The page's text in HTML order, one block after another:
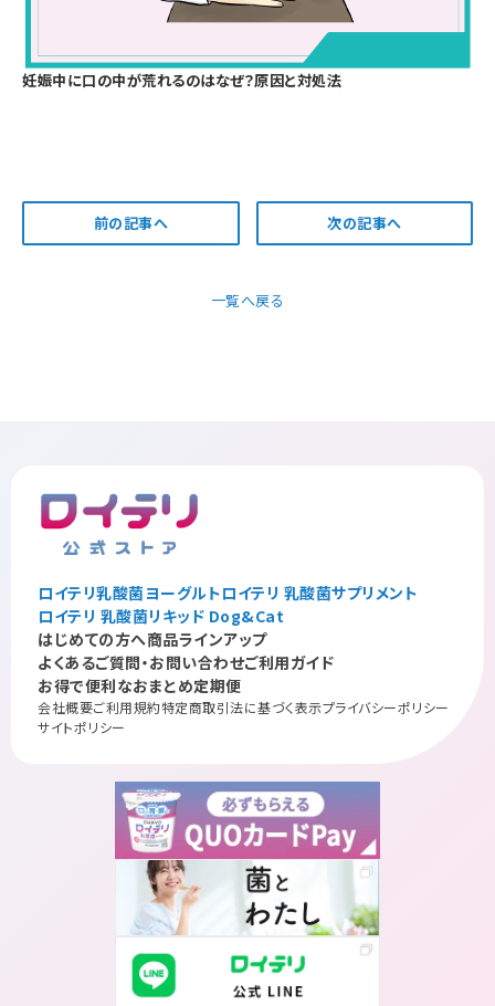
妊娠中に口の中が荒れるのはなぜ？原因と対処法
前の記事へ
一覧へ戻る
次の記事へ
ロイテリ乳酸菌ヨーグルトロイテリ 乳酸菌サプリメント
ロイテリ 乳酸菌リキッド Dog&Cat
はじめての方へ商品ラインアップ
よくあるご質問・お問い合わせご利用ガイド
お得で便利なおまとめ定期便
会社概要ご利用規約特定商取引法に基づく表示プライバシーポリシー
サイトポリシー